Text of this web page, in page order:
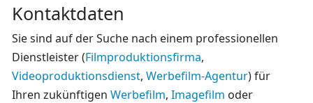
Kontaktdaten
Sie sind auf der Suche nach einem professionellen
Dienstleister (Filmproduktionsfirma,
Videoproduktionsdienst, Werbefilm-Agentur) für
Ihren zukünftigen Werbefilm, Imagefilm oder